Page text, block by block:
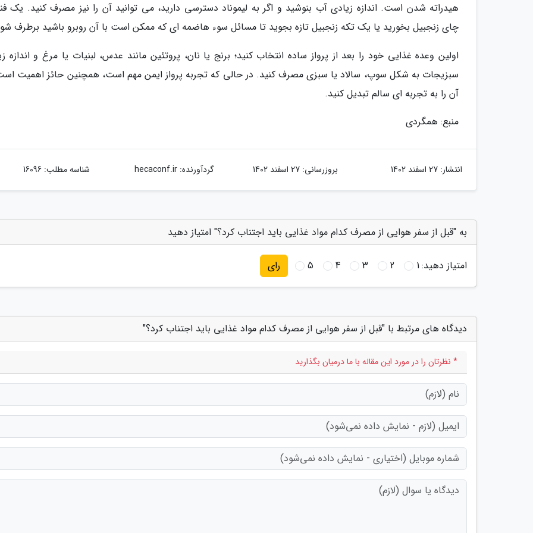
هیدراته شدن است. اندازه زیادی آب بنوشید و اگر به لیموناد دسترسی دارید، می توانید آن را نیز مصرف کنید. یک
چای زنجبیل بخورید یا یک تکه زنجبیل تازه بجوید تا مسائل سوء هاضمه ای که ممکن است با آن روبرو باشید برطرف
اولین وعده غذایی خود را بعد از پرواز ساده انتخاب کنید؛ برنج یا نان، پروتئین مانند عدس، لبنیات یا مرغ و اندازه
سبزیجات به شکل سوپ، سالاد یا سبزی مصرف کنید. در حالی که تجربه پرواز ایمن مهم است، همچنین حائز اهمیت
آن را به تجربه ای سالم تبدیل کنید.
منبع: همگردی
انتشار: 27 اسفند 1402 بروزرسانی: 27 اسفند 1402 گردآورنده:hecaconf.ir شناسه مطلب: 16096
به "قبل از سفر هوایی از مصرف کدام مواد غذایی باید اجتناب کرد؟" امتیاز دهید
امتیاز دهید:1
2
3
4
5 رای
دیدگاه های مرتبط با "قبل از سفر هوایی از مصرف کدام مواد غذایی باید اجتناب کرد؟"
* نظرتان را در مورد این مقاله با ما درمیان بگذارید